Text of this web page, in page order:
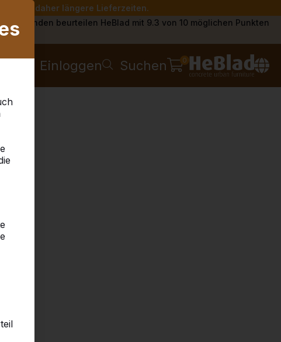
Sie daher längere Lieferzeiten.
Kunden beurteilen HeBlad mit 9.3 von 10 möglichen Punkten
Einloggen Suchen 0